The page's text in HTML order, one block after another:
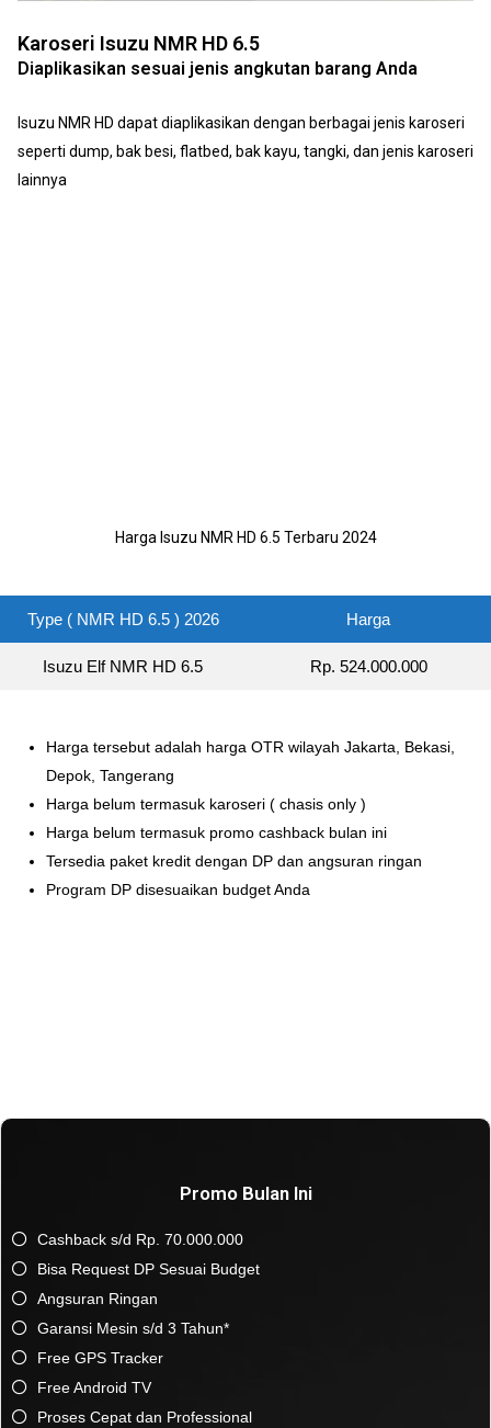
Karoseri Isuzu NMR HD 6.5
Diaplikasikan sesuai jenis angkutan barang Anda
Isuzu NMR HD dapat diaplikasikan dengan berbagai jenis karoseri
seperti dump, bak besi, flatbed, bak kayu, tangki, dan jenis karoseri
lainnya
Harga Isuzu NMR HD 6.5 Terbaru 2024
Type ( NMR HD 6.5 ) 2026 Harga
Isuzu Elf NMR HD 6.5 Rp. 524.000.000
Harga tersebut adalah harga OTR wilayah Jakarta, Bekasi,
Depok, Tangerang
Harga belum termasuk karoseri ( chasis only )
Harga belum termasuk promo cashback bulan ini
Tersedia paket kredit dengan DP dan angsuran ringan
Program DP disesuaikan budget Anda
Promo Bulan Ini
Cashback s/d Rp. 70.000.000
Bisa Request DP Sesuai Budget
Angsuran Ringan
Garansi Mesin s/d 3 Tahun*
Free GPS Tracker
Free Android TV
Proses Cepat dan Professional